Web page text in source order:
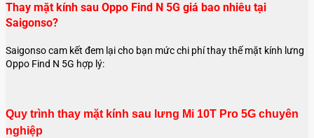
Thay mặt kính sau Oppo Find N 5G giá bao nhiêu tại
Saigonso?
Saigonso cam kết đem lại cho bạn mức chi phí thay thế mặt kính lưng
Oppo Find N 5G hợp lý:
Quy trình thay mặt kính sau lưng Mi 10T Pro 5G chuyên
nghiệp